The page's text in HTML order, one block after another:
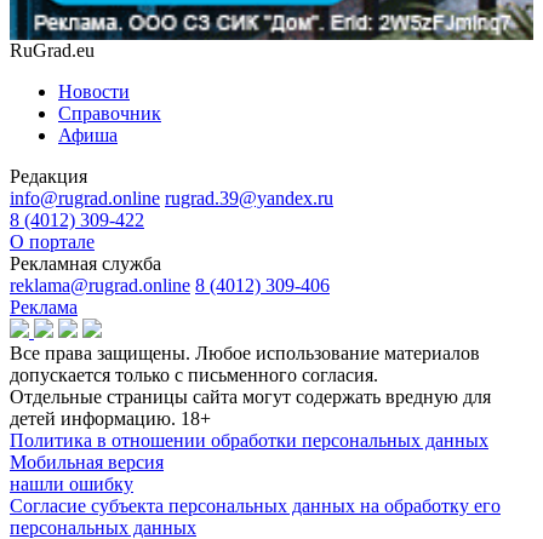
RuGrad.eu
Новости
Справочник
Афиша
Редакция
info@rugrad.online rugrad.39@yandex.ru
8 (4012) 309-422
О портале
Рекламная служба
reklama@rugrad.online 8 (4012) 309-406
Реклама
Все права защищены. Любое использование материалов
допускается только с письменного согласия.
Отдельные страницы сайта могут содержать вредную для
детей информацию. 18+
Политика в отношении обработки персональных данных
Мобильная версия
нашли ошибку
Согласие субъекта персональных данных на обработку его
персональных данных